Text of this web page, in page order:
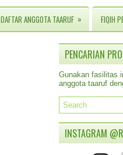
DAFTAR ANGGOTA TAARUF » FIQIH
PENCARIAN
Gunakan fasilitas
anggota taaruf
INSTAGRAM